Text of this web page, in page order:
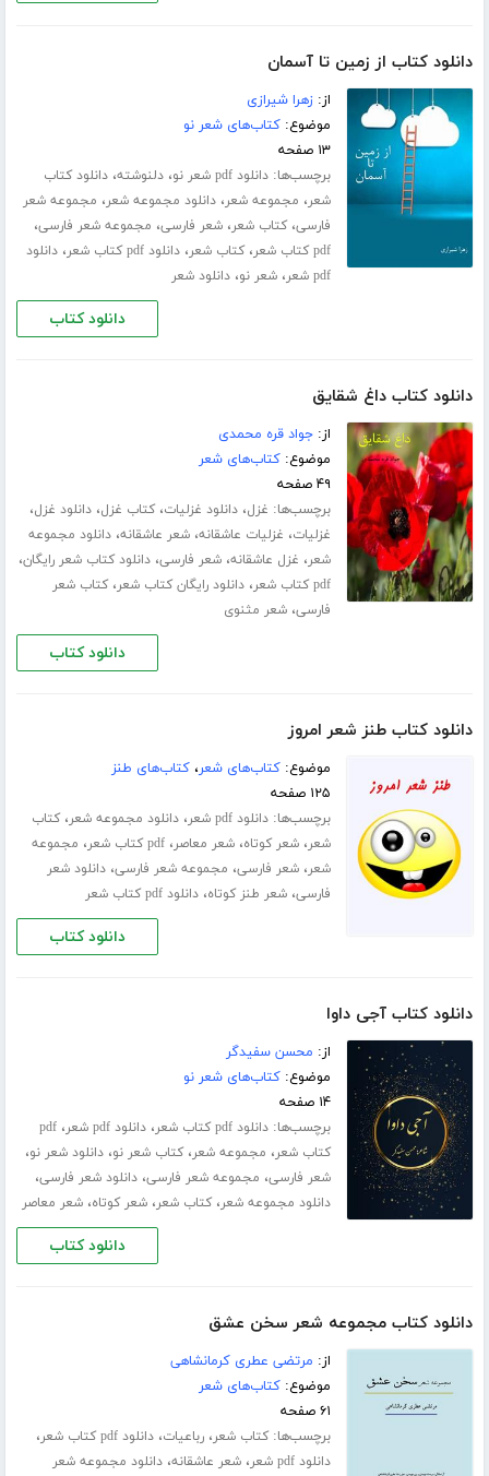
دانلود کتاب از زمین تا آسمان
از:زهرا شیرازی
موضوع:کتاب‌های شعر نو
۱۳ صفحه
برچسب‌ها:دانلود pdf شعر نو ،دلنوشته،دانلود کتاب
شعر، مجموعه شعر،دانلود مجموعه شعر، مجموعه شعر
فارسی،کتاب شعر،شعر فارسی، مجموعه شعر فارسی،
pdf کتاب شعر ،کتاب شعر،دانلود pdf کتاب شعر ،دانلود
pdf شعر
،شعر نو،دانلود شعر
دانلود کتاب
دانلود کتاب داغ شقایق
از:جواد قره محمدی
موضوع:کتاب‌های شعر
۴۹ صفحه
برچسب‌ها: غزل،دانلود غزلیات،کتاب غزل،دانلود غزل،
غزلیات، غزلیات عاشقانه،شعر عاشقانه،دانلود مجموعه
شعر، غزل عاشقانه،شعر فارسی،دانلود کتاب شعر رایگان،
pdf کتاب شعر ،دانلود رایگان کتاب شعر،کتاب شعر
فارسی،شعر مثنوی
دانلود کتاب
دانلود کتاب طنز شعر امروز
موضوع:کتاب‌های شعر،کتاب‌های طنز
۱۲۵ صفحه
برچسب‌ها:دانلود pdf شعر ،دانلود مجموعه شعر،کتاب
شعر،شعر کوتاه،شعر معاصر،pdf کتاب شعر ، مجموعه
شعر،شعر فارسی، مجموعه شعر فارسی،دانلود شعر
فارسی،شعر طنز کوتاه،دانلود pdf کتاب شعر
دانلود کتاب
دانلود کتاب آجی داوا
از: محسن سفیدگر
موضوع:کتاب‌های شعر نو
۱۴ صفحه
برچسب‌ها:دانلود pdf کتاب شعر ،دانلود pdf شعر ،pdf
کتاب شعر، مجموعه شعر،کتاب شعر نو،دانلود شعر نو،
شعر فارسی، مجموعه شعر فارسی،دانلود شعر فارسی،
دانلود مجموعه شعر،کتاب شعر،شعر کوتاه،شعر معاصر
دانلود کتاب
دانلود کتاب مجموعه شعر سخن عشق
از: مرتضی عطری کرمانشاهی
موضوع:کتاب‌های شعر
۶۱ صفحه
برچسب‌ها:کتاب شعر،رباعیات،دانلود pdf کتاب شعر ،
دانلود pdf شعر ،شعر عاشقانه،دانلود مجموعه شعر